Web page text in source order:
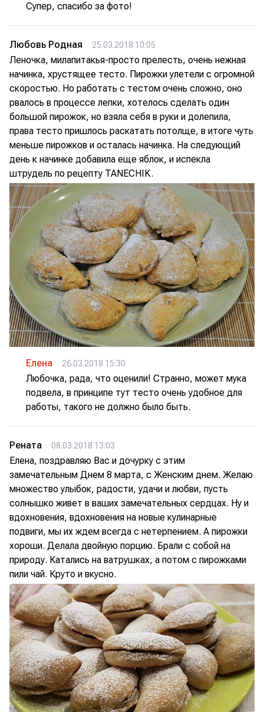
Супер, спасибо за фото!
Любовь Родная 25.03.2018 10:05
Леночка, милапитакья-просто прелесть, очень нежная
начинка, хрустящее тесто. Пирожки улетели с огромной
скоростью. Но работать с тестом очень сложно, оно
рвалось в процессе лепки, хотелось сделать один
большой пирожок, но взяла себя в руки и долепила,
права тесто пришлось раскатать потолще, в итоге чуть
меньше пирожков и осталась начинка. На следующий
день к начинке добавила еще яблок, и испекла
штрудель по рецепту TANECHIK.
Елена 26.03.2018 15:30
Любочка, рада, что оценили! Странно, может мука
подвела, в принципе тут тесто очень удобное для
работы, такого не должно было быть.
Рената 08.03.2018 13:03
Елена, поздравляю Вас и дочурку с этим
замечательным Днем 8 марта, с Женским днем. Желаю
множество улыбок, радости, удачи и любви, пусть
солнышко живет в ваших замечательных сердцах. Ну и
вдохновения, вдохновения на новые кулинарные
подвиги, мы их ждем всегда с нетерпением. А пирожки
хороши. Делала двойную порцию. Брали с собой на
природу. Катались на ватрушках, а потом с пирожками
пили чай. Круто и вкусно.